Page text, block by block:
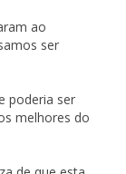
ao
ser
poderia ser
melhores do